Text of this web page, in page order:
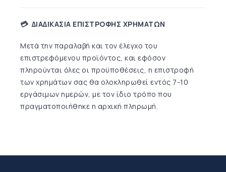
💳 ΔΙΑΔΙΚΑΣΙΑ ΕΠΙΣΤΡΟΦΗΣ ΧΡΗΜΑΤΩΝ
Μετά την παραλαβή και τον έλεγχο του
επιστρεφόμενου προϊόντος, και εφόσον
πληρούνται όλες οι προϋποθέσεις, η επιστροφή
των χρημάτων σας θα ολοκληρωθεί εντός 7-10
εργάσιμων ημερών, με τον ίδιο τρόπο που
πραγματοποιήθηκε η αρχική πληρωμή.